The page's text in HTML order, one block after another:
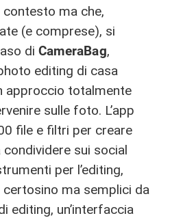
ma che,
(e comprese), si
di CameraBag,
editing di casa
approccio totalmente
sulle foto. L’app
file e filtri per creare
sui social
per l’editing,
ma semplici da
editing, un’interfaccia